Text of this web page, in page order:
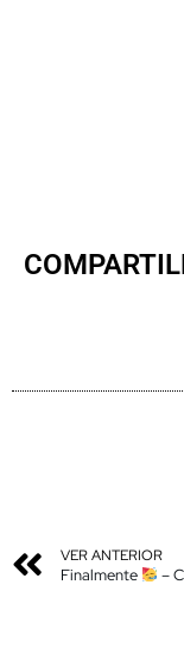
VER ANTERIOR
Finalmente – Chegou Na Loja